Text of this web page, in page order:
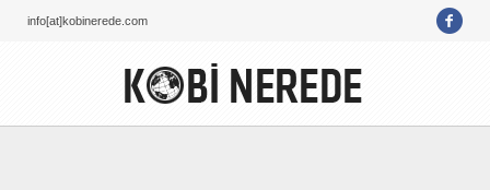
info[at]kobinerede.com